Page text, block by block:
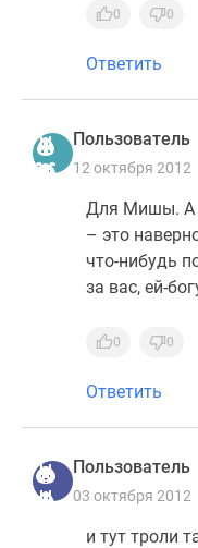
0 0
Ответить
Пользователь
12 октября 2012
Для Мишы. А
– это
что-нибудь
за вас, ей-
0 0
Ответить
Пользователь
03 октября 2012
и тут троли